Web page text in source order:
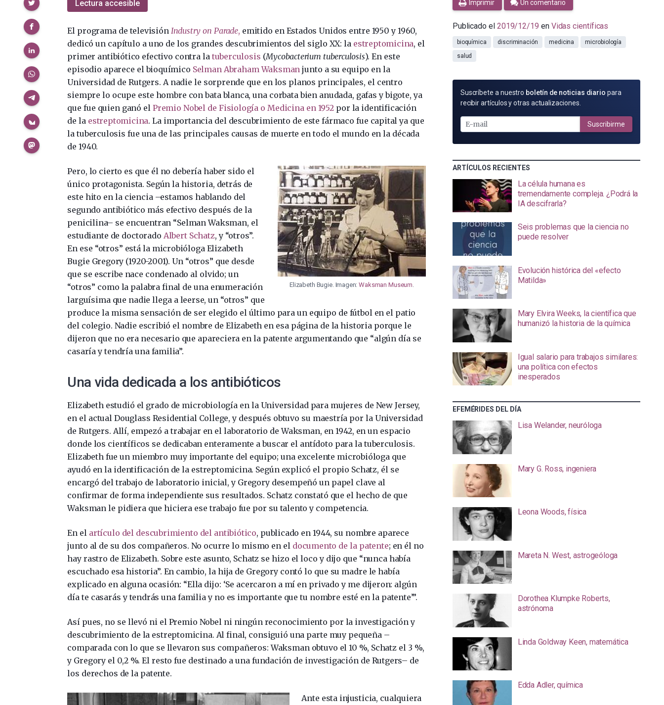
Lectura accesible
El programa de televisión Industry on Parade, emitido en Estados Unidos entre 1950 y 1960,
dedicó un capítulo a uno de los grandes descubrimientos del siglo XX: la estreptomicina, el
primer antibiótico efectivo contra la tuberculosis (Mycobacterium tuberculosis). En este
episodio aparece el bioquímico Selman Abraham Waksman junto a su equipo en la
Universidad de Rutgers. A nadie le sorprende que en los planos principales, el centro
siempre lo ocupe este hombre con bata blanca, una corbata bien anudada, gafas y bigote, ya
que fue quien ganó el Premio Nobel de Fisiología o Medicina en 1952por la identificación
de la estreptomicina. La importancia del descubrimiento de este fármaco fue capital ya que
la tuberculosis fue una de las principales causas de muerte en todo el mundo en la década
de 1940.
Elizabeth Bugie. Imagen:Waksman Museum
Pero, lo cierto es que él no debería haber sido el
único protagonista. Según la historia, detrás de
este hito en la ciencia –estamos hablando del
segundo antibiótico más efectivo después de la
penicilina– se encuentran “Selman Waksman, el
estudiante de doctorado Albert Schatz, y “otros”.
En ese “otros” está la microbióloga Elizabeth
Bugie Gregory (1920-2001). Un “otros” que desde
que se escribe nace condenado al olvido; un
“otros” como la palabra final de una enumeración
larguísima que nadie llega a leerse, un “otros” que
produce la misma sensación de ser elegido el último para un equipo de fútbol en el patio
del colegio. Nadie escribió el nombre de Elizabeth en esa página de la historia porque le
dijeron que no era necesario que apareciera en la patente argumentando que “algún día se
casaría y tendría una familia”.
Una vida dedicada a los antibióticos
Elizabeth estudió el grado de microbiología en la Universidad para mujeres de New Jersey,
en el actual Douglass Residential College, y después obtuvo su maestría por la Universidad
de Rutgers. Allí, empezó a trabajar en el laboratorio de Waksman, en 1942, en un espacio
donde los científicos se dedicaban enteramente a buscar el antídoto para la tuberculosis.
Elizabeth fue un miembro muy importante del equipo; una excelente microbióloga que
ayudó en la identificación de la estreptomicina. Según explicó el propio Schatz, él se
encargó del trabajo de laboratorio inicial, y Gregory desempeñó un papel clave al
confirmar de forma independiente sus resultados. Schatz constató que el hecho de que
Waksman le pidiera que hiciera ese trabajo fue por su talento y competencia.
En el artículo del descubrimiento del antibiótico, publicado en 1944, su nombre aparece
junto al de su dos compañeros. No ocurre lo mismo en el documento de la patente; en él no
hay rastro de Elizabeth. Sobre este asunto, Schatz se hizo el loco y dijo que “nunca había
escuchado esa historia”. En cambio, la hija de Gregory contó lo que su madre le había
explicado en alguna ocasión: “Ella dijo: ‘Se acercaron a mí en privado y me dijeron: algún
día te casarás y tendrás una familia y no es importante que tu nombre esté en la patente’”.
Así pues, no se llevó ni el Premio Nobel ni ningún reconocimiento por la investigación y
descubrimiento de la estreptomicina. Al final, consiguió una parte muy pequeña –
comparada con lo que se llevaron sus compañeros: Waksman obtuvo el 10 %, Schatz el 3 %,
y Gregory el 0,2 %. El resto fue destinado a una fundación de investigación de Rutgers– de
los derechos de la patente.
Ante esta injusticia, cualquiera
Imprimir Un comentario
Publicado el 2019/12/19 en Vidas científicas
bioquímica discriminación medicina
microbiología
salud
SUSCRÍBETE
POR
MAIL
Suscríbete a nuestro boletín de noticias diario para
recibir artículos y otras actualizaciones.
Suscribirme
ARTÍCULOS RECIENTES
La célula humana es
tremendamente compleja. ¿Podrá la
IA descifrarla?
Seis problemas que la ciencia no
puede resolver
Evolución histórica del «efecto
Matilda»
Mary Elvira Weeks, la científica que
humanizó la historia de la química
Igual salario para trabajos similares:
una política con efectos
inesperados
EFEMÉRIDES DEL DÍA
Lisa Welander, neuróloga
Mary G. Ross, ingeniera
Leona Woods, física
Mareta N. West, astrogeóloga
Dorothea Klumpke Roberts,
astrónoma
Linda Goldway Keen, matemática
Edda Adler, química